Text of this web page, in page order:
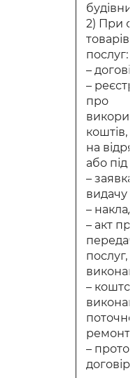
2) При
товарів,
послуг:
– договір;
– реєстр
про
коштів,
на
або під
– заявка
видачу
–
– акт
послуг,
–
ремонту;
–